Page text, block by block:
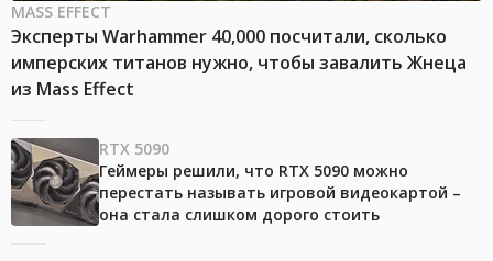
MASS EFFECT
Эксперты Warhammer 40,000 посчитали, сколько
имперских титанов нужно, чтобы завалить Жнеца
из Mass Effect
RTX 5090
Геймеры решили, что RTX 5090 можно
перестать называть игровой видеокартой –
она стала слишком дорого стоить